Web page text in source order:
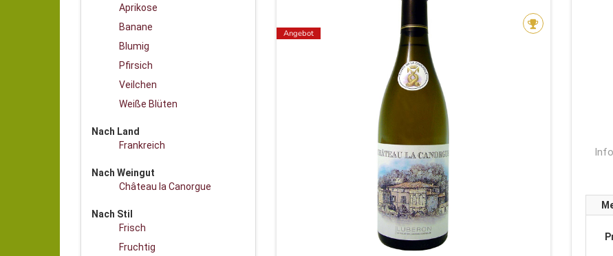
Aprikose
Banane
Blumig
Pfirsich
Veilchen
Weiße Blüten
Nach Land
Frankreich
Nach Weingut
Château la Canorgue
Nach Stil
Frisch
Fruchtig
Angebot